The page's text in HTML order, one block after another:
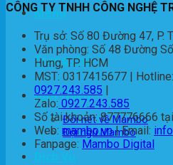
Menu
Trang chủ
Giới thiệu
Đôi nét về Mambo
Đội ngũ Mambo
Dịch Vụ
CÔNG TY TNHH CÔNG NGHỆ
Trụ sở: Số 80 Đường 47, P.
Văn phòng: Số 48 Đường
Hưng, TP. HCM
MST: 0317415677 | Hotline:
0927.243.585
Zalo: 0927.243.585
Số tài khoản: 877776666
Web: mambo.vn| Email:
Fanpage: Mambo Digital